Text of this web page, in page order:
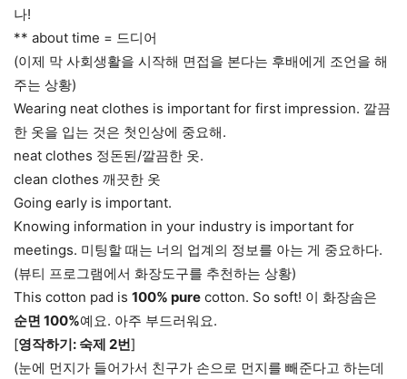
나!
** about time = 드디어
(이제 막 사회생활을 시작해 면접을 본다는 후배에게 조언을 해
주는 상황)
Wearing neat clothes is important for first impression. 깔끔
한 옷을 입는 것은 첫인상에 중요해.
neat clothes 정돈된/깔끔한 옷.
clean clothes 깨끗한 옷
Going early is important.
Knowing information in your industry is important for
meetings. 미팅할 때는 너의 업계의 정보를 아는 게 중요하다.
(뷰티 프로그램에서 화장도구를 추천하는 상황)
This cotton pad is 100% pure cotton. So soft! 이 화장솜은
순면 100%예요. 아주 부드러워요.
[영작하기: 숙제 2번]
(눈에 먼지가 들어가서 친구가 손으로 먼지를 빼준다고 하는데